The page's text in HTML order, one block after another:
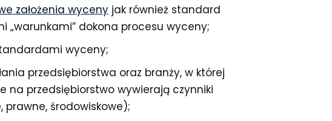
założenia wyceny jak również standard
„warunkami” dokona procesu wyceny;
wyceny;
przedsiębiorstwa oraz branży, w której
na przedsiębiorstwo wywierają czynniki
prawne, środowiskowe);